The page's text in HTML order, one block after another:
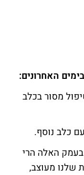
האחרונים:
מסור בכלב
האלה הרי
שלנו מעוצב,